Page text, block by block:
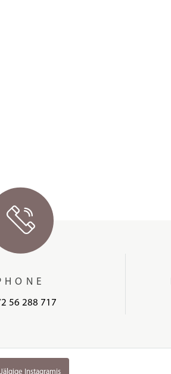
56 288 717
Jälgige Instagramis